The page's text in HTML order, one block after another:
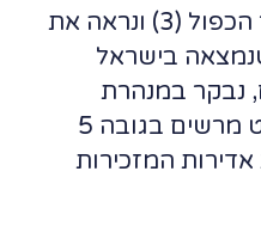
לכיוון מערב, נעבור בשער הכפול (3) ונראה את
בישראל
נבקר במנהרת
הסתרים (4) - מעבר מילוט מרשים בגובה 5
אדירות המזכירות